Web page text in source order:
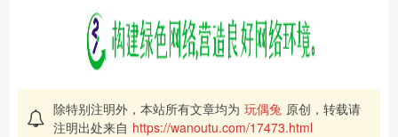
除特别注明外，本站所有文章均为 玩偶兔 原创，转载请
注明出处来自 https://wanoutu.com/17473.html